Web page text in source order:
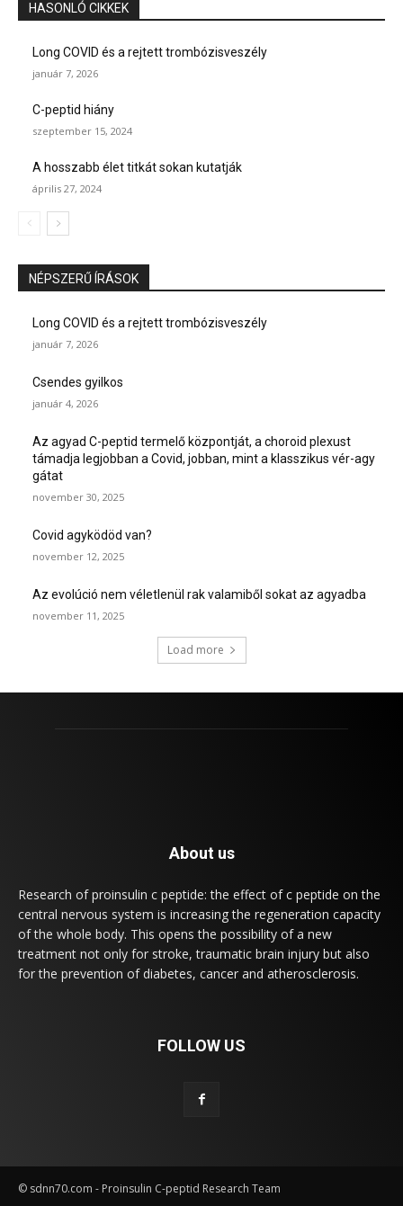
HASONLÓ CIKKEK
Long COVID és a rejtett trombózisveszély
január 7, 2026
C-peptid hiány
szeptember 15, 2024
A hosszabb élet titkát sokan kutatják
április 27, 2024
NÉPSZERŰ ÍRÁSOK
Long COVID és a rejtett trombózisveszély
január 7, 2026
Csendes gyilkos
január 4, 2026
Az agyad C-peptid termelő központját, a choroid plexust
támadja legjobban a Covid, jobban, mint a klasszikus vér-agy
gátat
november 30, 2025
Covid agyködöd van?
november 12, 2025
Az evolúció nem véletlenül rak valamiből sokat az agyadba
november 11, 2025
Load more
About us
Research of proinsulin c peptide: the effect of c peptide on the
central nervous system is increasing the regeneration capacity
of the whole body. This opens the possibility of a new
treatment not only for stroke, traumatic brain injury but also
for the prevention of diabetes, cancer and atherosclerosis.
FOLLOW US
© sdnn70.com - Proinsulin C-peptid Research Team